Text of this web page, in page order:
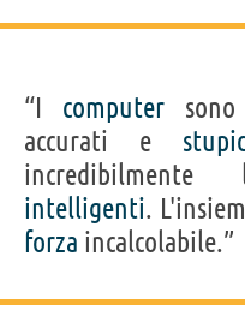
“I computer
accurati e
intelligenti.
forza incalcolabile.”